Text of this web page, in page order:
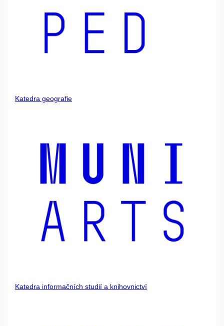
Katedra geografie
Katedra informačních studií a knihovnictví